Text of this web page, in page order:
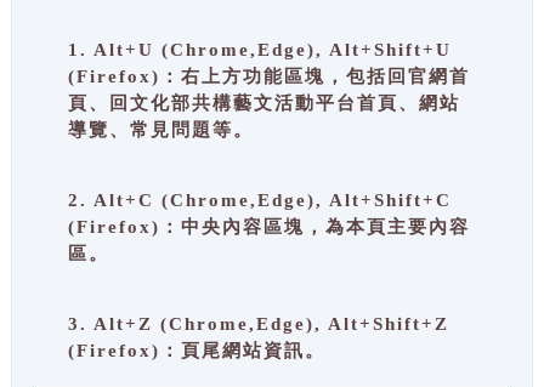
1. Alt+U (Chrome,Edge), Alt+Shift+U
(Firefox)：右上方功能區塊，包括回官網首
頁、回文化部共構藝文活動平台首頁、網站
導覽、常見問題等。
2. Alt+C (Chrome,Edge), Alt+Shift+C
(Firefox)：中央內容區塊，為本頁主要內容
區。
3. Alt+Z (Chrome,Edge), Alt+Shift+Z
(Firefox)：頁尾網站資訊。